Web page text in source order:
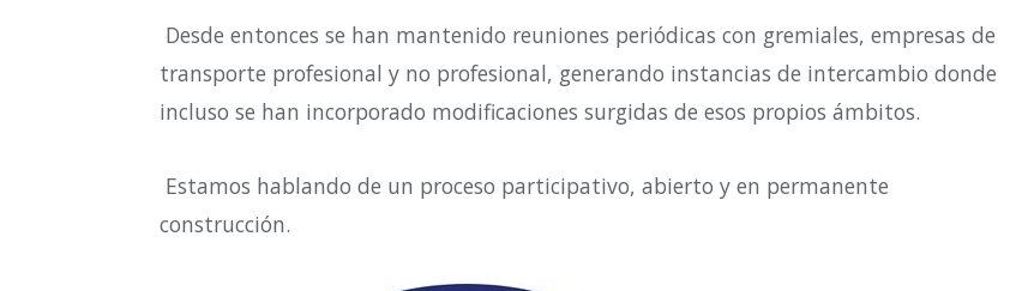
Desde entonces se han mantenido reuniones periódicas con gremiales, empresas de
transporte profesional y no profesional, generando instancias de intercambio donde
incluso se han incorporado modificaciones surgidas de esos propios ámbitos.
Estamos hablando de un proceso participativo, abierto y en permanente
construcción.